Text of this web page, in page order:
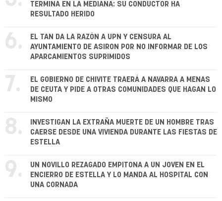
TERMINA EN LA MEDIANA: SU CONDUCTOR HA
RESULTADO HERIDO
6.
EL TAN DA LA RAZÓN A UPN Y CENSURA AL
AYUNTAMIENTO DE ASIRON POR NO INFORMAR DE LOS
APARCAMIENTOS SUPRIMIDOS
7.
EL GOBIERNO DE CHIVITE TRAERÁ A NAVARRA A MENAS
DE CEUTA Y PIDE A OTRAS COMUNIDADES QUE HAGAN LO
MISMO
8.
INVESTIGAN LA EXTRAÑA MUERTE DE UN HOMBRE TRAS
CAERSE DESDE UNA VIVIENDA DURANTE LAS FIESTAS DE
ESTELLA
9.
UN NOVILLO REZAGADO EMPITONA A UN JOVEN EN EL
ENCIERRO DE ESTELLA Y LO MANDA AL HOSPITAL CON
UNA CORNADA